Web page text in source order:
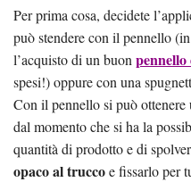
Per prima cosa, decidete
può stendere con il pennello
l’acquisto di un buon
spesi!) oppure con una
Con il pennello si può
dal momento che si ha la
quantità di prodotto e di
opaco al truccoe fissarlo per